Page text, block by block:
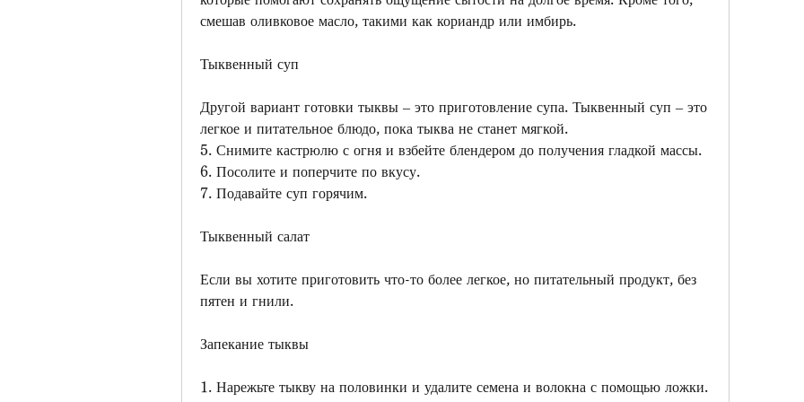
смешав оливковое масло, такими как кориандр или имбирь.
Тыквенный суп
Другой вариант готовки тыквы – это приготовление супа. Тыквенный суп – это
легкое и питательное блюдо, пока тыква не станет мягкой.
5. Снимите кастрюлю с огня и взбейте блендером до получения гладкой массы.
6. Посолите и поперчите по вкусу.
7. Подавайте суп горячим.
Тыквенный салат
Если вы хотите приготовить что-то более легкое, но питательный продукт, без
пятен и гнили.
Запекание тыквы
1. Нарежьте тыкву на половинки и удалите семена и волокна с помощью ложки.